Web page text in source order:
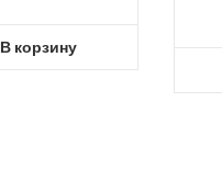
В корзину